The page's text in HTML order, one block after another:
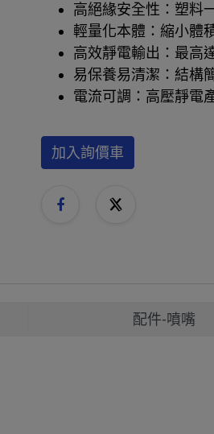
高絕緣安全性：塑料
輕量化本體：縮小體
高效靜電輸出：最高
易保養易清潔：結構
電流可調：高壓靜電
加入詢價車
配件-噴嘴